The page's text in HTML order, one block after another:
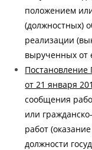
положением
(должностных)
реализации
вырученных от
Постановление
от 21 января
сообщения
или
работ
должности